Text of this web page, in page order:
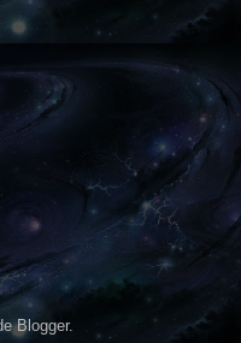
Blogger.